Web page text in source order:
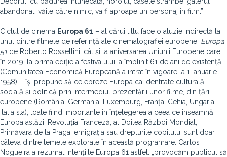
abandonat, văile către nimic, va fi aproape un personaj în film.”
Ciclul de cinema Europa 61 – al cărui titlu face o aluzie indirectă la
unul dintre filmele de referință ale cinematografiei europene, Europa
51 de Roberto Rossellini, cât și la aniversarea Uniunii Europene care,
în 2019, la prima ediție a festivalului, a împlinit 61 de ani de existență
(Comunitatea Economică Europeană a intrat în vigoare la 1 ianuarie
1958) – își propune să celebreze Europa ca identitate culturală,
socială și politică prin intermediul prezentării unor filme, din țări
europene (România, Germania, Luxemburg, Franța, Cehia, Ungaria,
Italia s.a), toate fiind importante în înțelegerea a ceea ce înseamnă
Europa astăzi. Revoluția Franceză, al Doilea Război Mondial,
Primăvara de la Praga, emigrația sau drepturile copilului sunt doar
câteva dintre temele explorate în această programare. Carlos
Nogueira a rezumat intențiile Europa 61 astfel: „provocăm publicul să